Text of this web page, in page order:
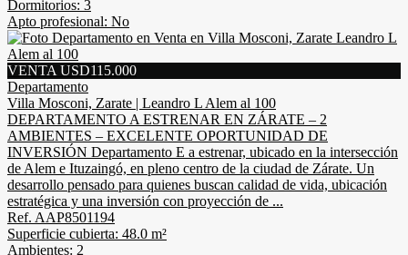
Dormitorios: 3
Apto profesional: No
VENTA USD115.000
Departamento
Villa Mosconi, Zarate | Leandro L Alem al 100
DEPARTAMENTO A ESTRENAR EN ZÁRATE – 2
AMBIENTES – EXCELENTE OPORTUNIDAD DE
INVERSIÓN Departamento E a estrenar, ubicado en la intersección
de Alem e Ituzaingó, en pleno centro de la ciudad de Zárate. Un
desarrollo pensado para quienes buscan calidad de vida, ubicación
estratégica y una inversión con proyección de ...
Ref. AAP8501194
Superficie cubierta: 48.0 m²
Ambientes: 2